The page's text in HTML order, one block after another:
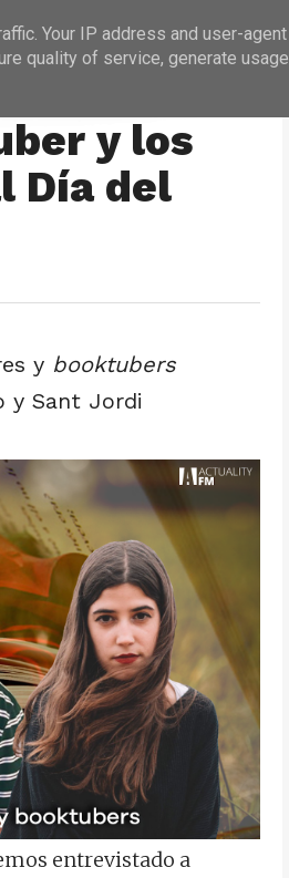
ENTREVISTAS
y los
Día del
y booktubers
y Sant Jordi
entrevistado a
Your IP address and user-agent
quality of service, generate usage